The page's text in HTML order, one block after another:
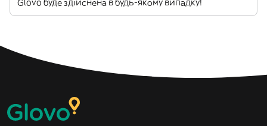
Glovo буде здійснена в будь-якому випадку!